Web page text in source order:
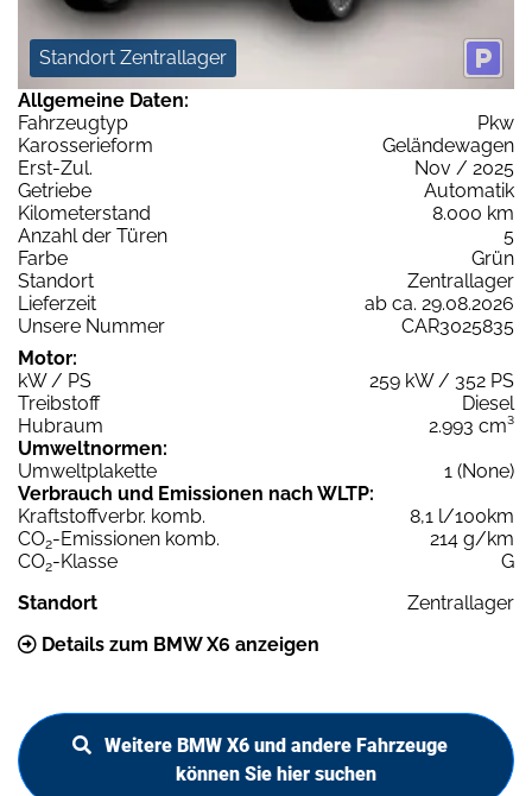
Standort Zentrallager
Allgemeine Daten:
Fahrzeugtyp
Pkw
Karosserieform
Geländewagen
Erst-Zul.
Nov / 2025
Getriebe
Automatik
Kilometerstand
8.000 km
Anzahl der Türen
5
Farbe
Grün
Standort
Zentrallager
Lieferzeit
ab ca. 29.08.2026
Unsere Nummer
CAR3025835
Motor:
kW / PS
259 kW / 352 PS
Treibstoff
Diesel
Hubraum
2.993 cm³
Umweltnormen:
Umweltplakette
1 (None)
Verbrauch und Emissionen nach WLTP:
Kraftstoffverbr. komb.
8,1 l/100km
CO2-Emissionen komb.
214 g/km
CO2-Klasse
G
Standort
Zentrallager
Details zum BMW X6 anzeigen
Weitere BMW X6 und andere Fahrzeuge
können Sie hier suchen